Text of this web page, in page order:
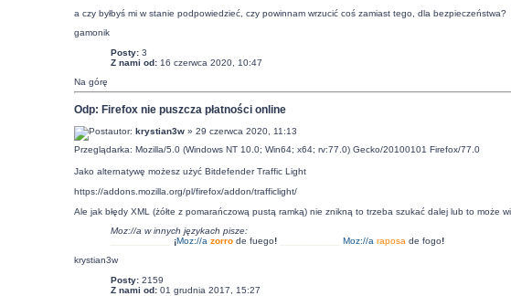
a czy byłbyś mi w stanie podpowiedzieć, czy powinnam wrzucić coś zamiast tego, dla bezpieczeństwa?
gamonik
Posty:3
Z nami od:16 czerwca 2020, 10:47
Na górę
Odp: Firefox nie puszcza płatności online
autor: krystian3w» 29 czerwca 2020, 11:13
Przeglądarka: Mozilla/5.0 (Windows NT 10.0; Win64; x64; rv:77.0) Gecko/20100101 Firefox/77.0
Jako alternatywę możesz użyć Bitdefender Traffic Light
https://addons.mozilla.org/pl/firefox/addon/trafficlight/
Ale jak błędy XML (żółte z pomarańczową pustą ramką) nie znikną to trzeba szukać dalej lub to może
Moz://a w innych językach pisze:
¡Moz://a zorrode fuego! Moz://a raposa de fogo!
krystian3w
Posty:2159
Z nami od:01 grudnia 2017, 15:27